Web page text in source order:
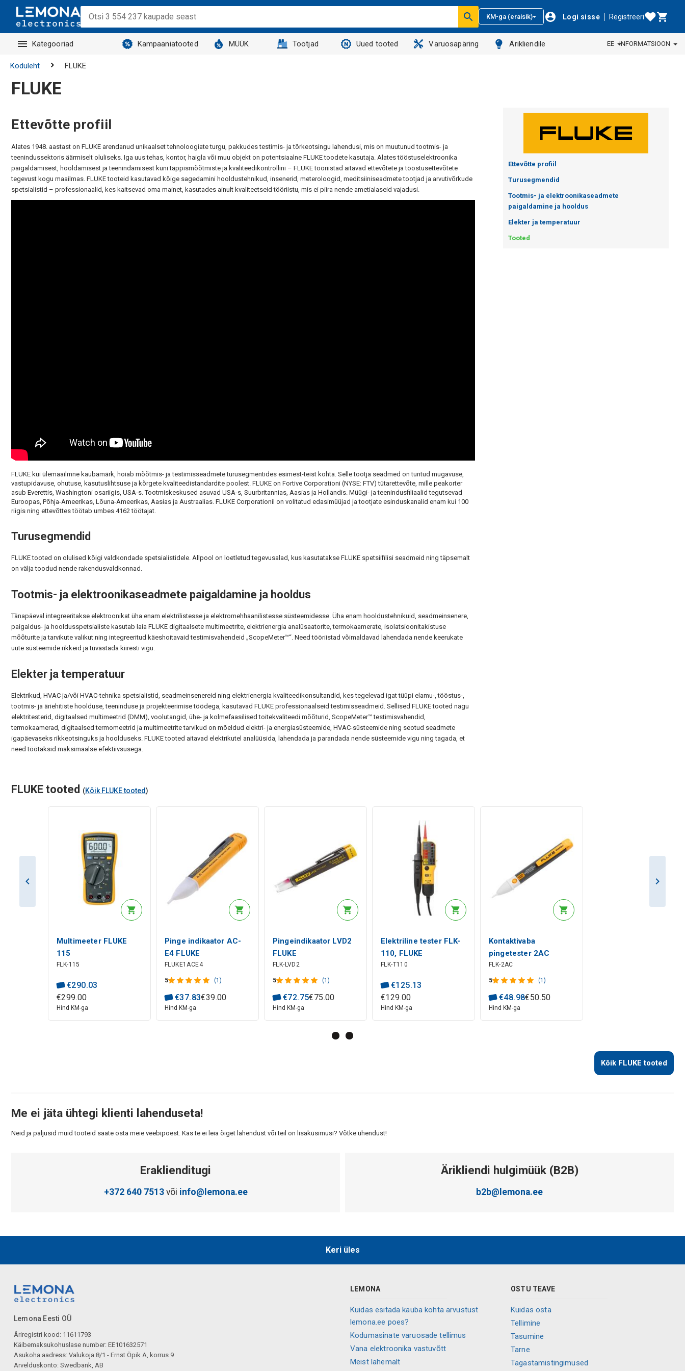
KM-ga (eraisik) Logi sisse Registreeri
Kategooriad Kampaaniatooted MÜÜK Tootjad Uued tooted Varuosapäring Ärikliendile EE INFORMATSIOON
Koduleht FLUKE
FLUKE
Ettevõtte profiil
Alates 1948. aastast on FLUKE arendanud unikaalset tehnoloogiate turgu, pakkudes testimis- ja tõrkeotsingu lahendusi, mis on muutunud tootmis- ja
teenindussektoris äärmiselt oluliseks. Iga uus tehas, kontor, haigla või muu objekt on potentsiaalne FLUKE toodete kasutaja. Alates tööstuselektroonika
paigaldamisest, hooldamisest ja teenindamisest kuni täppismõõtmiste ja kvaliteedikontrollini – FLUKE tööriistad aitavad ettevõtete ja tööstusettevõtete
tegevust kogu maailmas. FLUKE tooteid kasutavad kõige sagedamini hooldustehnikud, insenerid, meteroloogid, meditsiiniseadmete tootjad ja arvutivõrkude
spetsialistid – professionaalid, kes kaitsevad oma mainet, kasutades ainult kvaliteetseid tööriistu, mis ei piira nende ametialaseid vajadusi.
FLUKE kui ülemaailmne kaubamärk, hoiab mõõtmis- ja testimisseadmete turusegmentides esimest-teist kohta. Selle tootja seadmed on tuntud mugavuse,
vastupidavuse, ohutuse, kasutuslihtsuse ja kõrgete kvaliteedistandardite poolest. FLUKE on Fortive Corporationi (NYSE: FTV) tütarettevõte, mille peakorter
asub Everettis, Washingtoni osariigis, USA-s. Tootmiskeskused asuvad USA-s, Suurbritannias, Aasias ja Hollandis. Müügi- ja teenindusfiliaalid tegutsevad
Euroopas, Põhja-Ameerikas, Lõuna-Ameerikas, Aasias ja Austraalias. FLUKE Corporationil on volitatud edasimüüjad ja tootjate esinduskanalid enam kui 100
riigis ning ettevõttes töötab umbes 4162 töötajat.
Turusegmendid
FLUKE tooted on olulised kõigi valdkondade spetsialistidele. Allpool on loetletud tegevusalad, kus kasutatakse FLUKE spetsiifilisi seadmeid ning täpsemalt
on välja toodud nende rakendusvaldkonnad.
Tootmis- ja elektroonikaseadmete paigaldamine ja hooldus
Tänapäeval integreeritakse elektroonikat üha enam elektrilistesse ja elektromehhaanilistesse süsteemidesse. Üha enam hooldustehnikuid, seadmeinsenere,
paigaldus- ja hooldusspetsialiste kasutab laia FLUKE digitaalsete multimeetrite, elektrienergia analüsaatorite, termokaamerate, isolatsioonitakistuse
mõõturite ja tarvikute valikut ning integreeritud käeshoitavaid testimisvahendeid „ScopeMeter™“. Need tööriistad võimaldavad lahendada nende keerukate
uute süsteemide rikkeid ja tuvastada kiiresti vigu.
Elekter ja temperatuur
Elektrikud, HVAC ja/või HVAC-tehnika spetsialistid, seadmeinsenereid ning elektrienergia kvaliteedikonsultandid, kes tegelevad igat tüüpi elamu-, tööstus-,
tootmis- ja äriehitiste hoolduse, teeninduse ja projekteerimise töödega, kasutavad FLUKE professionaalseid testimisseadmeid. Sellised FLUKE tooted nagu
elektritesterid, digitaalsed multimeetrid (DMM), voolutangid, ühe- ja kolmefaasilised toitekvaliteedi mõõturid, ScopeMeter™ testimisvahendid,
termokaamerad, digitaalsed termomeetrid ja multimeetrite tarvikud on mõeldud elektri- ja energiasüsteemide, HVAC-süsteemide ning seotud seadmete
igapäevaseks rikkeotsinguks ja hoolduseks. FLUKE tooted aitavad elektrikutel analüüsida, lahendada ja parandada nende süsteemide vigu ning tagada, et
need töötaksid maksimaalse efektiivsusega.
Ettevõtte profiil
Turusegmendid
Tootmis- ja elektroonikaseadmete
paigaldamine ja hooldus
Elekter ja temperatuur
Tooted
FLUKE tooted (Kõik FLUKE tooted)
Multimeeter FLUKE
115
FLK-115
€290.03
€299.00
Hind KM-ga
Pinge indikaator AC-
E4 FLUKE
FLUKE1ACE4
5 (1)
€37.83€39.00
Hind KM-ga
Pingeindikaator LVD2
FLUKE
FLK-LVD2
5 (1)
€72.75€75.00
Hind KM-ga
Elektriline tester FLK-
110, FLUKE
FLK-T110
€125.13
€129.00
Hind KM-ga
Kontaktivaba
pingetester 2AC
FLUKE
FLK-2AC
5 (1)
€48.98€50.50
Hind KM-ga
Kõik FLUKE tooted
Me ei jäta ühtegi klienti lahenduseta!
Neid ja paljusid muid tooteid saate osta meie veebipoest. Kas te ei leia õiget lahendust või teil on lisaküsimusi? Võtke ühendust!
Eraklienditugi
+372 640 7513või info@lemona.ee
Ärikliendi hulgimüük (B2B)
b2b@lemona.ee
Keri üles
Lemona Eesti OÜ
Äriregistri kood: 11611793
Käibemaksukohuslase number: EE101632571
Asukoha aadress: Valukoja 8/1 - Ernst Öpik A, korrus 9
Arvelduskonto: Swedbank, AB
LEMONA
Kuidas esitada kauba kohta arvustust
lemona.ee poes?
Kodumasinate varuosade tellimus
Vana elektroonika vastuvõtt
Meist lahemalt
OSTU TEAVE
Kuidas osta
Tellimine
Tasumine
Tarne
Tagastamistingimused